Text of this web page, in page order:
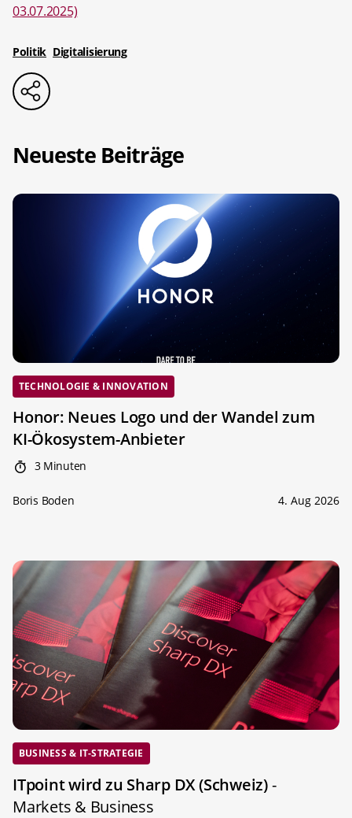
03.07.2025)
Politik Digitalisierung
Neueste Beiträge
TECHNOLOGIE & INNOVATION
Honor: Neues Logo und der Wandel zum
KI-Ökosystem-Anbieter
3 Minuten
Boris Boden 4. Aug 2026
BUSINESS & IT-STRATEGIE
ITpoint wird zu Sharp DX (Schweiz)-
Markets & Business